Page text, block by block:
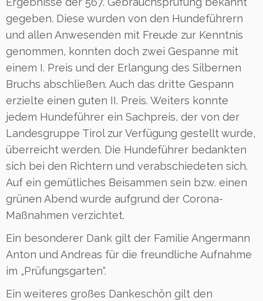
gegeben. Diese wurden von den Hundeführern
und allen Anwesenden mit Freude zur Kenntnis
genommen, konnten doch zwei Gespanne mit
einem I. Preis und der Erlangung des Silbernen
Bruchs abschließen. Auch das dritte Gespann
erzielte einen guten II. Preis. Weiters konnte
jedem Hundeführer ein Sachpreis, der von der
Landesgruppe Tirol zur Verfügung gestellt wurde,
überreicht werden. Die Hundeführer bedankten
sich bei den Richtern und verabschiedeten sich.
Auf ein gemütliches Beisammen sein bzw. einen
grünen Abend wurde aufgrund der Corona-
Maßnahmen verzichtet.
Ein besonderer Dank gilt der Familie Angermann
Anton und Andreas für die freundliche Aufnahme
im „Prüfungsgarten“.
Ein weiteres großes Dankeschön gilt den